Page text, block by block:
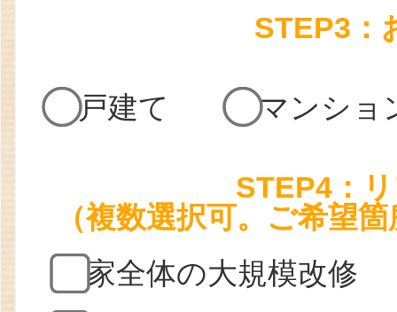
STEP3：
戸建て マンショ
STEP4：
（複数選択可。ご希望
家全体の大規模改修